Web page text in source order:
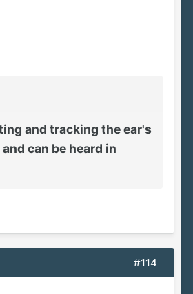
and tracking the ear's
can be heard in
#114